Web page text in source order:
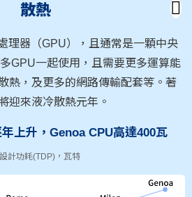
散熱
理器（GPU），且通常是一顆中央
GPU一起使用，且需要更多運算能
熱，及更多的網路傳輸配套等。著
迎來液冷散熱元年。
上升，Genoa CPU高達400瓦
計功耗(TDP)，瓦特